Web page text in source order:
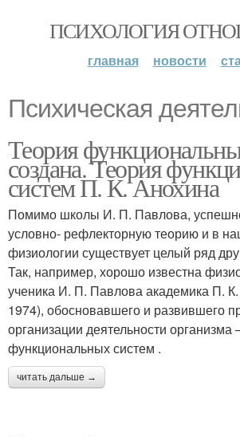
ПСИХОЛОГИЯ
главная новости
Психическая
Теория
создана. Теория
систем П. К. Анохина
Помимо школы И. П. Павлова,
условно- рефлекторную теорию и в
физиологии существует целый ряд
Так, например, хорошо известна
ученика И. П. Павлова академика П.
1974), обосновавшего и развившего
организации деятельности организма
функциональных систем .
читать дальше →